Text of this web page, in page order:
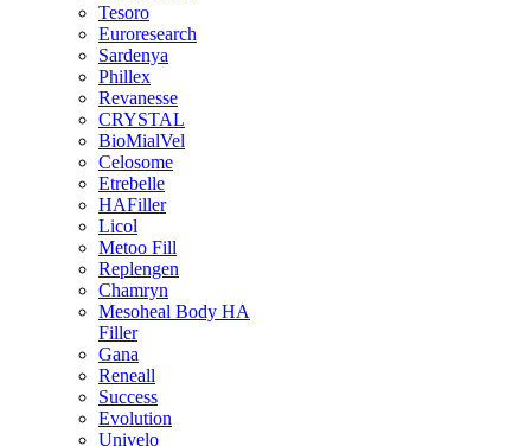
Tesoro
Euroresearch
Sardenya
Phillex
Revanesse
CRYSTAL
BioMialVel
Celosome
Etrebelle
HAFiller
Licol
Metoo Fill
Replengen
Chamryn
Mesoheal Body HA
Filler
Gana
Reneall
Success
Evolution
Univelo